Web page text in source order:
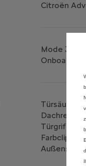
Citroën
Mode 3-
Onboard
Dachreling
Türgriffe in
Farbclips in